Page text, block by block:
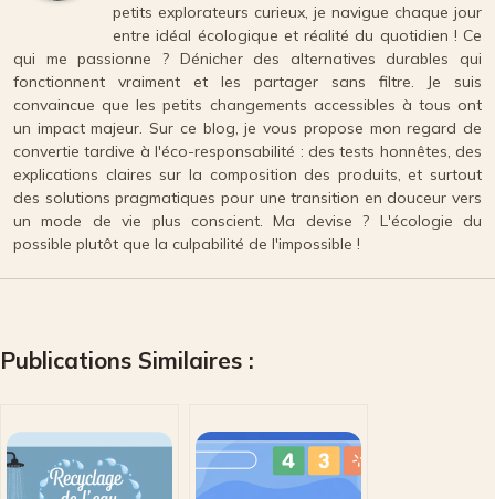
petits explorateurs curieux, je navigue chaque jour
entre idéal écologique et réalité du quotidien ! Ce
qui me passionne ? Dénicher des alternatives durables qui
fonctionnent vraiment et les partager sans filtre. Je suis
convaincue que les petits changements accessibles à tous ont
un impact majeur. Sur ce blog, je vous propose mon regard de
convertie tardive à l'éco-responsabilité : des tests honnêtes, des
explications claires sur la composition des produits, et surtout
des solutions pragmatiques pour une transition en douceur vers
un mode de vie plus conscient. Ma devise ? L'écologie du
possible plutôt que la culpabilité de l'impossible !
Publications Similaires :